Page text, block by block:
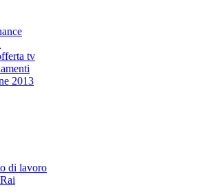
tv
2013
di lavoro